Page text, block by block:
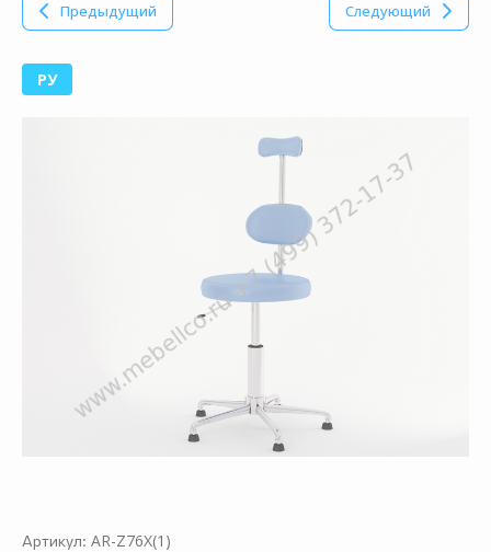
Предыдущий Следующий
РУ
Артикул: AR-Z76X(1)